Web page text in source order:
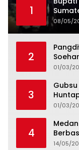
1
08/05/
2
01/03/
3
01/03/
4
14/05/